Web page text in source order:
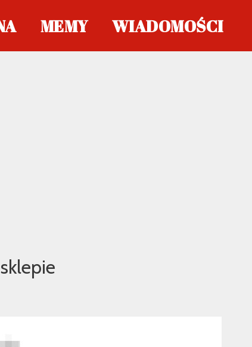
MEMY WIADOMOŚCI